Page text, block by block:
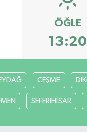
ÖĞLE
13:20
CEŞME
SEFERIHİSAR